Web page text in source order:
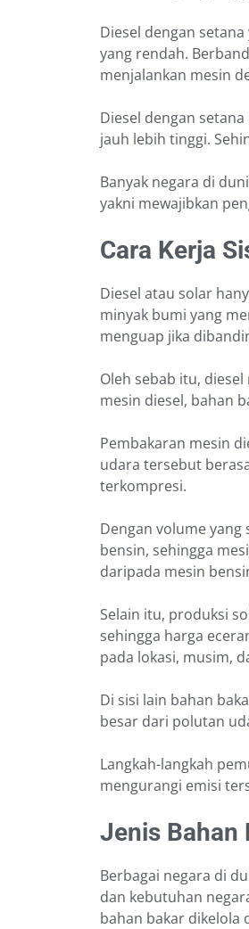
Diesel dengan
yang rendah.
menjalankan mesin
Diesel dengan
jauh lebih tinggi.
Banyak negara di
yakni mewajibkan
Cara Kerja
Diesel atau solar
minyak bumi yang
menguap jika
Oleh sebab itu,
mesin diesel, bahan
Pembakaran mesin
udara tersebut
terkompresi.
Dengan volume
bensin, sehingga
daripada mesin
Selain itu, produksi
sehingga harga
pada lokasi, musim,
Di sisi lain bahan
besar dari polutan
Langkah-langkah
mengurangi emisi
Jenis Bahan
Berbagai negara di
dan kebutuhan
bahan bakar dikelola